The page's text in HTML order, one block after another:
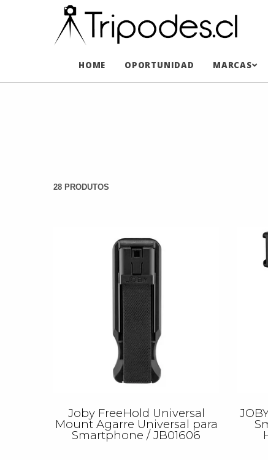
HOME OPORTUNIDAD MARCAS
28 PRODUTOS
Joby FreeHold Universal
Mount Agarre Universal para
Smartphone / JB01606